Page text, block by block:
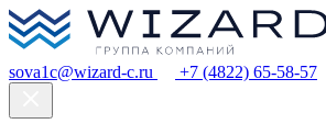
sova1c@wizard-c.ru
+7 (4822) 65-58-57